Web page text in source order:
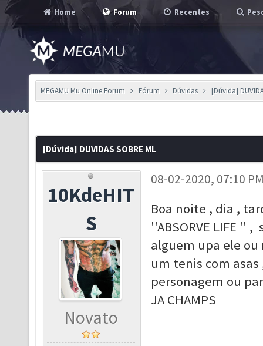
Home Forum Recentes
MEGAMU Mu Online Forum Fórum Dúvidas [Dúvida]
[Dúvida] DUVIDAS SOBRE ML
10KdeHIT
S
Novato
08-02-2020, 07:10
Boa noite , dia ,
''ABSORVE LIFE ''
alguem upa ele ou
um tenis com
personagem ou
JA CHAMPS